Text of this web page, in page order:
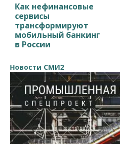
Как нефинансовые
сервисы
трансформируют
мобильный банкинг
в России
Новости СМИ2